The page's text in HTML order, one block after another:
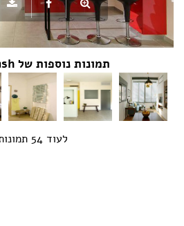
תמונות נוספות של studio dash
לעוד 54 תמונות